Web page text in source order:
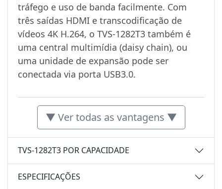
tráfego e uso de banda facilmente. Com
três saídas HDMI e transcodificação de
vídeos 4K H.264, o TVS-1282T3 também é
uma central multimídia (daisy chain), ou
uma unidade de expansão pode ser
conectada via porta USB3.0.
▼ Ver todas as vantagens ▼
TVS-1282T3 POR CAPACIDADE
ESPECIFICAÇÕES